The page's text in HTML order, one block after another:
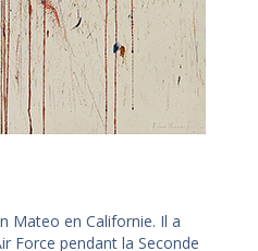
Mateo en Californie. Il a
Force pendant la Seconde